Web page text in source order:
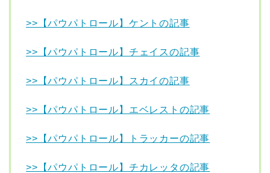
>>【パウパトロール】ケントの記事
>>【パウパトロール】チェイスの記事
>>【パウパトロール】スカイの記事
>>【パウパトロール】エベレストの記事
>>【パウパトロール】トラッカーの記事
>>【パウパトロール】チカレッタの記事